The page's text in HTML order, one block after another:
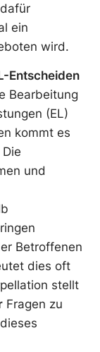
ein
wird.
Entscheiden
Bearbeitung
(EL)
kommt es
und
Betroffenen
dies oft
stellt
Fragen zu